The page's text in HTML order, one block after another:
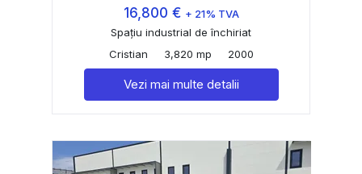
16,800 € + 21% TVA
Spațiu industrial de închiriat
Cristian
3,820 mp 2000
Vezi mai multe detalii